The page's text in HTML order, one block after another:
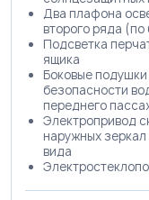
Два плафона
второго ряда (по
Подсветка
ящика
Боковые подушки
безопасности
переднего
Электропривод
наружных
вида